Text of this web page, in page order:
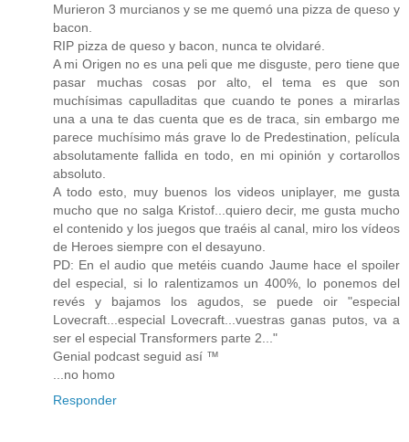
Murieron 3 murcianos y se me quemó una pizza de queso y
bacon.
RIP pizza de queso y bacon, nunca te olvidaré.
A mi Origen no es una peli que me disguste, pero tiene que
pasar muchas cosas por alto, el tema es que son
muchísimas capulladitas que cuando te pones a mirarlas
una a una te das cuenta que es de traca, sin embargo me
parece muchísimo más grave lo de Predestination, película
absolutamente fallida en todo, en mi opinión y cortarollos
absoluto.
A todo esto, muy buenos los videos uniplayer, me gusta
mucho que no salga Kristof...quiero decir, me gusta mucho
el contenido y los juegos que traéis al canal, miro los vídeos
de Heroes siempre con el desayuno.
PD: En el audio que metéis cuando Jaume hace el spoiler
del especial, si lo ralentizamos un 400%, lo ponemos del
revés y bajamos los agudos, se puede oir "especial
Lovecraft...especial Lovecraft...vuestras ganas putos, va a
ser el especial Transformers parte 2..."
Genial podcast seguid así ™
...no homo
Responder